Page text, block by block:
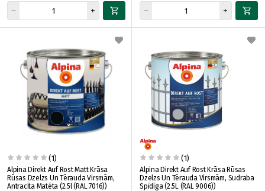
(1)
Alpina Direkt Auf Rost Matt Krāsa
Rūsas Dzelzs Un Tērauda Virsmām,
Antracīta Matēta (2.5l (RAL 7016))
(1)
Alpina Direkt Auf Rost Krāsa Rūsas
Dzelzs Un Tērauda Virsmām, Sudraba
Spīdīga (2.5L (RAL 9006))